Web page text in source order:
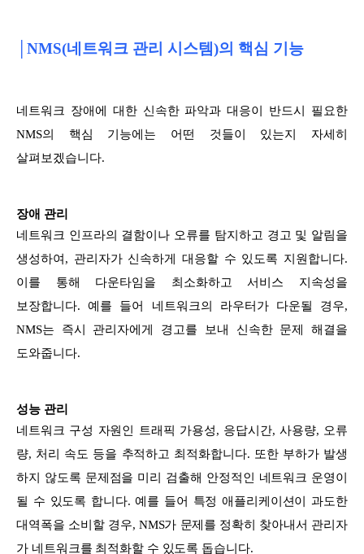
│NMS(네트워크 관리 시스템)의 핵심 기능
네트워크 장애에 대한 신속한 파악과 대응이 반드시 필요한
NMS의 핵심 기능에는 어떤 것들이 있는지 자세히
살펴보겠습니다.
장애 관리
네트워크 인프라의 결함이나 오류를 탐지하고 경고 및 알림을
생성하여, 관리자가 신속하게 대응할 수 있도록 지원합니다.
이를 통해 다운타임을 최소화하고 서비스 지속성을
보장합니다. 예를 들어 네트워크의 라우터가 다운될 경우,
NMS는 즉시 관리자에게 경고를 보내 신속한 문제 해결을
도와줍니다.
성능 관리
네트워크 구성 자원인 트래픽 가용성, 응답시간, 사용량, 오류
량, 처리 속도 등을 추적하고 최적화합니다. 또한 부하가 발생
하지 않도록 문제점을 미리 검출해 안정적인 네트워크 운영이
될 수 있도록 합니다. 예를 들어 특정 애플리케이션이 과도한
대역폭을 소비할 경우, NMS가 문제를 정확히 찾아내서 관리자
가 네트워크를 최적화할 수 있도록 돕습니다.